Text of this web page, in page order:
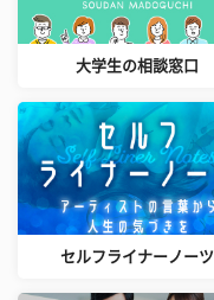
大学生の相談窓口
セルフライナーノーツ